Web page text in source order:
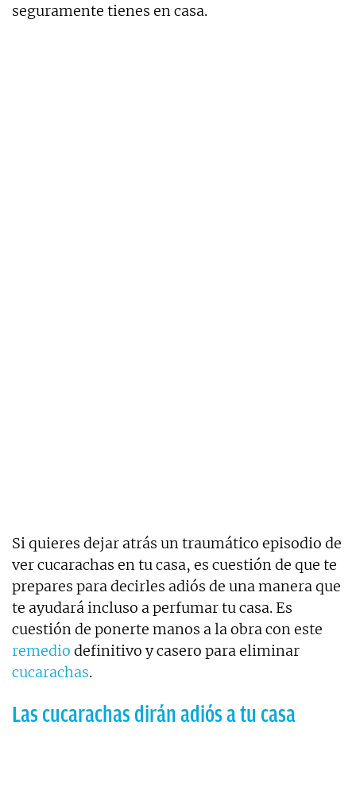
seguramente tienes en casa.
Si quieres dejar atrás un traumático episodio de
ver cucarachas en tu casa, es cuestión de que te
prepares para decirles adiós de una manera que
te ayudará incluso a perfumar tu casa. Es
cuestión de ponerte manos a la obra con este
remedio definitivo y casero para eliminar
cucarachas.
Las cucarachas dirán adiós a tu casa